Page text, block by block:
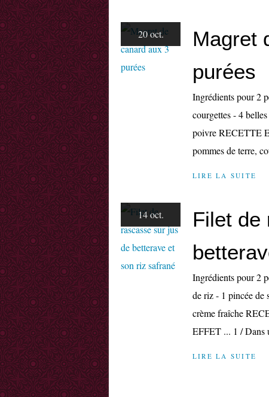
20 oct.
Magret
purées
Ingrédients pour 2
courgettes - 4
poivre RECETTE
pommes de terre,
LIRE LA SUITE
14 oct.
Filet de
Ingrédients pour 2
de riz - 1 pincée de
crème fraîche
EFFET ... 1 / Dans
LIRE LA SUITE